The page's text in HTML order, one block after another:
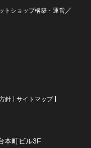
本町ビル3F
トショップ構築・運営 ／
針 サイトマップ